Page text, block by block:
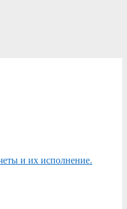
и их исполнение.